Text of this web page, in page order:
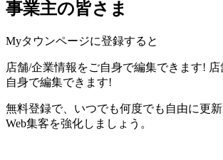
事業主の皆さま
Myタウンページに登録すると
店舗/企業情報をご自身で編集できます!
自身で編集できます!
無料登録で、いつでも何度でも自由に更新
Web集客を強化しましょう。